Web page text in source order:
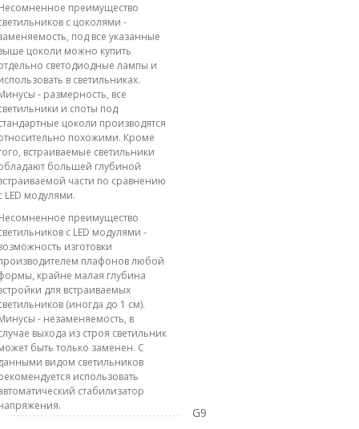
преимущество
с цоколями -
под все указанные
цоколи можно купить
светодиодные лампы и
в светильниках.
- размерность, все
и споты под
цоколи производятся
похожими. Кроме
встраиваемые светильники
большей глубиной
части по сравнению
LED модулями.
преимущество
с LED модулями -
изготовки
плафонов любой
крайне малая глубина
для встраиваемых
(иногда до 1 см).
- незаменяемость, в
выхода из строя светильник
быть только заменен. С
видом светильников
использовать
стабилизатор
G9